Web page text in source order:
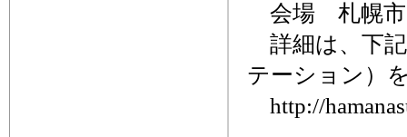
会場 札幌市
詳細は、下
テーション）
http://